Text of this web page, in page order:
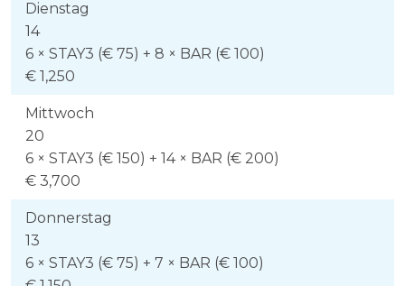
Dienstag
14
6 × STAY3 (€ 75) + 8 × BAR (€ 100)
€ 1,250
Mittwoch
20
6 × STAY3 (€ 150) + 14 × BAR (€ 200)
€ 3,700
Donnerstag
13
6 × STAY3 (€ 75) + 7 × BAR (€ 100)